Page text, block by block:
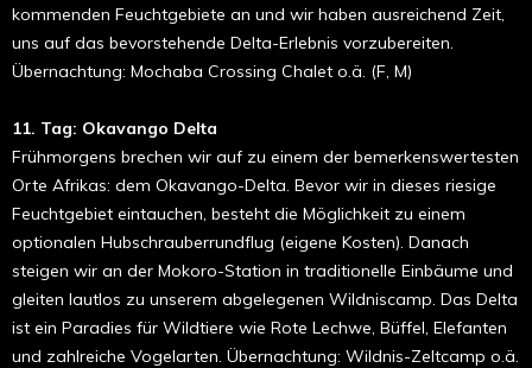
kommenden Feuchtgebiete an und wir haben ausreichend Zeit,
uns auf das bevorstehende Delta-Erlebnis vorzubereiten.
Übernachtung: Mochaba Crossing Chalet o.ä. (F, M)
11. Tag: Okavango Delta
Frühmorgens brechen wir auf zu einem der bemerkenswertesten
Orte Afrikas: dem Okavango-Delta. Bevor wir in dieses riesige
Feuchtgebiet eintauchen, besteht die Möglichkeit zu einem
optionalen Hubschrauberrundflug (eigene Kosten). Danach
steigen wir an der Mokoro-Station in traditionelle Einbäume und
gleiten lautlos zu unserem abgelegenen Wildniscamp. Das Delta
ist ein Paradies für Wildtiere wie Rote Lechwe, Büffel, Elefanten
und zahlreiche Vogelarten. Übernachtung: Wildnis-Zeltcamp o.ä.